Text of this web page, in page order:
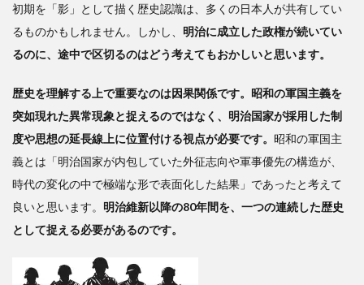
が生
んだ
近代
日本
造
初期を「影」として描く歴史認識は、多くの日本人が共有してい
るものかもしれません。しかし、 明治に成立した政権が続いてい
るのに、途中で区切るのはどう考えてもおかしいと思います。
歴史を理解する上で重要なのは因果関係です。昭和の軍国主義を
突如現れた異常現象と捉えるのではなく、明治国家が採用した制
度や思想の延長線上に位置付ける視点が必要です。 昭和の軍国主
義とは「明治国家が内包していた外征志向や軍事優先の構造が、
時代の変化の中で極端な形で表面化した結果」であったと考えて
良いと思います。 明治維新以降の80年間を、一つの連続した歴史
として捉える必要があるのです。